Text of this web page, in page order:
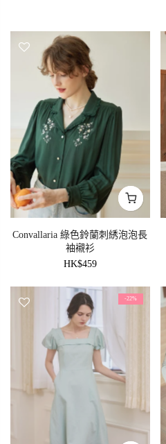
Convallaria 綠色鈴蘭刺綉泡泡長
袖襯衫
HK$459
-22%